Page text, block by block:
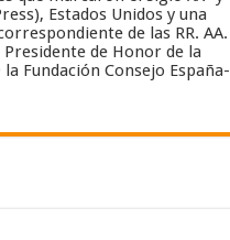
Estados Unidos y una
de las RR. AA.
de Honor de la
Fundación Consejo España-